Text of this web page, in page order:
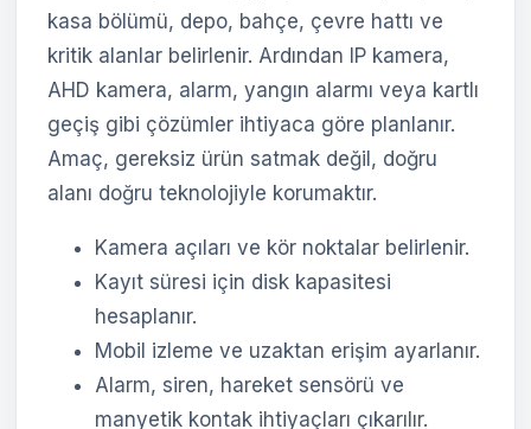
kasa bölümü, depo, bahçe, çevre hattı ve
kritik alanlar belirlenir. Ardından IP kamera,
AHD kamera, alarm, yangın alarmı veya kartlı
geçiş gibi çözümler ihtiyaca göre planlanır.
Amaç, gereksiz ürün satmak değil, doğru
alanı doğru teknolojiyle korumaktır.
Kamera açıları ve kör noktalar belirlenir.
Kayıt süresi için disk kapasitesi
hesaplanır.
Mobil izleme ve uzaktan erişim ayarlanır.
Alarm, siren, hareket sensörü ve
manyetik kontak ihtiyaçları çıkarılır.